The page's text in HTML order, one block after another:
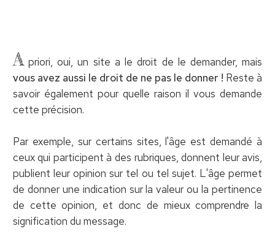
Apriori, oui, un site a le droit de le demander, mais
vous avez aussi le droit de ne pas le donner ! Reste à
savoir également pour quelle raison il vous demande
cette précision.
Par exemple, sur certains sites, l'âge est demandé à
ceux qui participent à des rubriques, donnent leur avis,
publient leur opinion sur tel ou tel sujet. L'âge permet
de donner une indication sur la valeur ou la pertinence
de cette opinion, et donc de mieux comprendre la
signification du message.